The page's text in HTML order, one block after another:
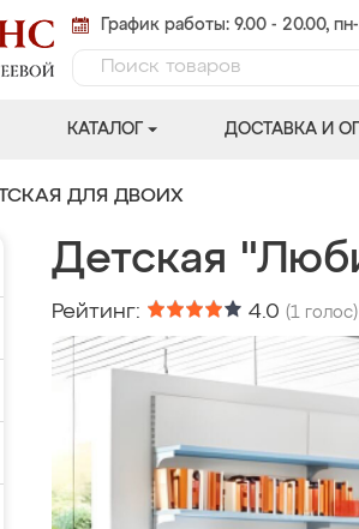
График работы: 9.00 - 20.00,
КАТАЛОГ ДОСТАВКА И
ДЛЯ ДВОИХ
Детская
Рейтинг: 4.0 (1 голос)